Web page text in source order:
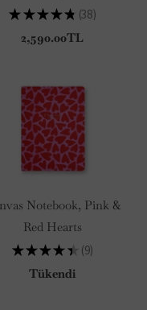
★ ★ ★ ★ ★ 38
38
2,590.00TL
Notebook, Pink &
Red Hearts
★ ★ ★ ★ ★ 9
9
Tükendi